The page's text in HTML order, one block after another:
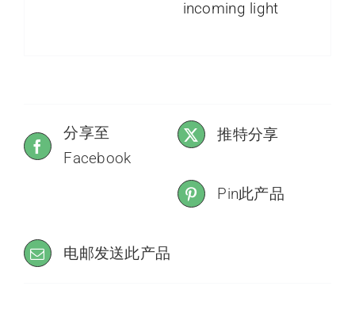
incoming light
分享至
Facebook
推特分享
Pin此产品
电邮发送此产品